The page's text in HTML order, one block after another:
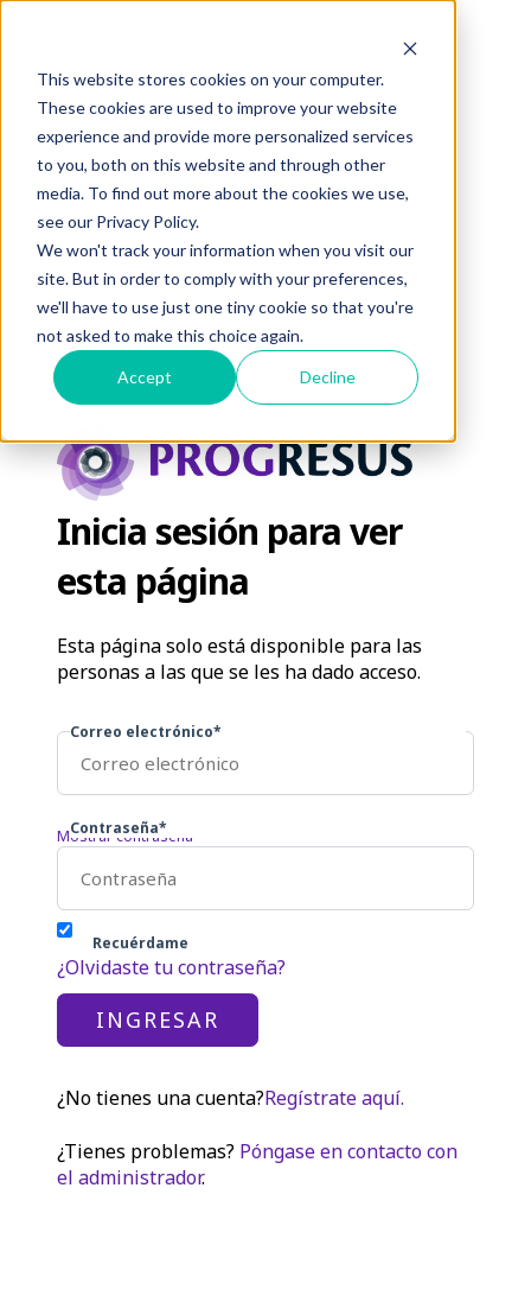
This website stores cookies on your computer.
These cookies are used to improve your website
experience and provide more personalized services
to you, both on this website and through other
media. To find out more about the cookies we use,
see our Privacy Policy.
We won't track your information when you visit our
site. But in order to comply with your preferences,
we'll have to use just one tiny cookie so that you're
not asked to make this choice again.
Accept Decline
Inicia sesión para ver
esta página
Esta página solo está disponible para las
personas a las que se les ha dado acceso.
Correo electrónico*
Contraseña*
Mostrar contraseña
Recuérdame
¿Olvidaste tu contraseña?
¿No tienes una cuenta?Regístrate aquí.
¿Tienes problemas? Póngase en contacto con
el administrador.